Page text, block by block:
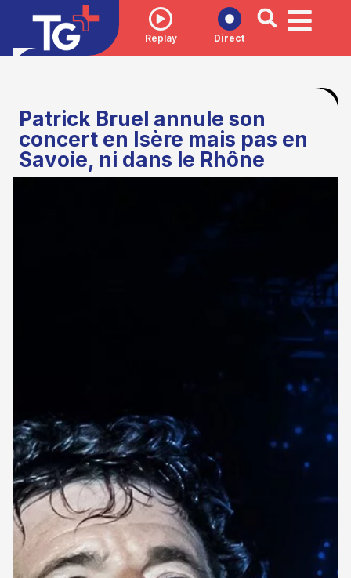
Replay Direct
Patrick Bruel annule son
concert en Isère mais pas en
Savoie, ni dans le Rhône